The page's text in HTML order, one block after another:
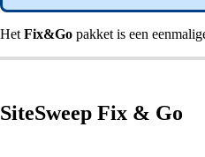
Het Fix&Go pakket is een
SiteSweep Fix & Go